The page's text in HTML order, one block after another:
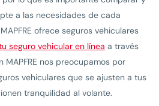
a las necesidades de cada
ofrece seguros vehiculares
seguro vehicular en línea a través
MAPFRE nos preocupamos por
vehiculares que se ajusten a tus
tranquilidad al volante.